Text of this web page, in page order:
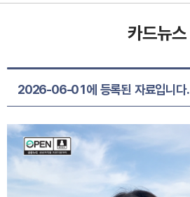
카드뉴스
2026-06-01에 등록된 자료입니다.